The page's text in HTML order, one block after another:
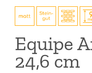
Equipe
24,6 cm